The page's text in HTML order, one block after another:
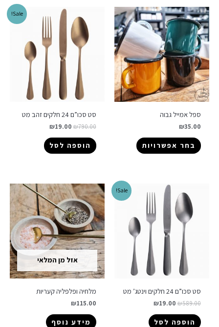
ספל אמייל גבוה
₪35.00
בחר אפשרויות
Sale!
סט סכו”ם 24 חלקים זהב מט
₪790.00
₪19.00
הוספה לסל
Sale!
סט סכו”ם 24 חלקים וינטג’ מט
₪589.00
₪19.00
הוספה לסל
אזל מן המלאי
מלחיה ופלפליה קעריות
₪115.00
מידע נוסף